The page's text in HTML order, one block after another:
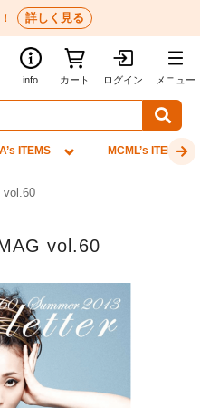
詳しく見る
info カート ログイン メニュー
ITEMS MCML’s ITEMS
vol.60
vol.60